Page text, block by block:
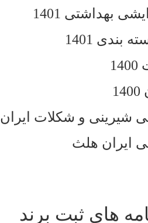
بهداشتی 1401
1401
شیرینی و شکلات ایران
ایران هلث
های ثبت برند